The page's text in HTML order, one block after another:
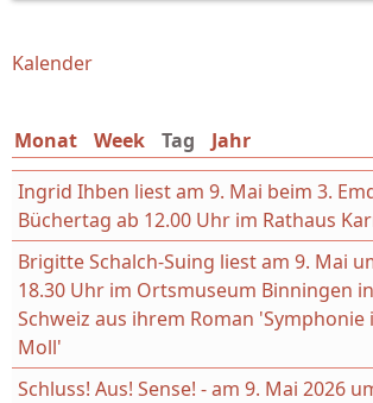
Sie sind hier
Kalender
Monat Week Tag (aktiver Reiter)
Jahr
Ingrid Ihben liest am 9. Mai beim 3.
Büchertag ab 12.00 Uhr im Rathaus
Brigitte Schalch-Suing liest am 9. Mai
18.30 Uhr im Ortsmuseum Binningen
Schweiz aus ihrem Roman 'Symphonie
Moll'
Schluss! Aus! Sense! - am 9. Mai 2026